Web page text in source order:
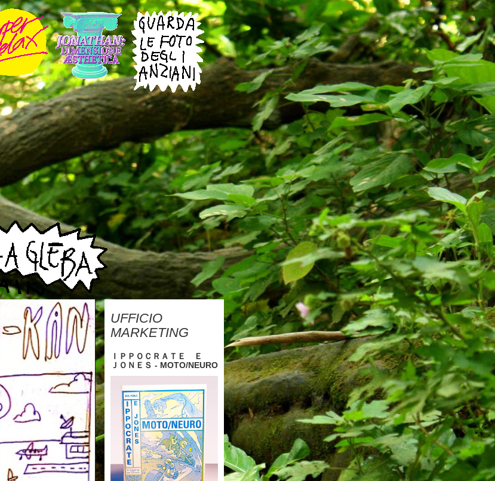
UFFICIO
MARKETING
ＩＰＰＯＣＲＡＴＥ Ｅ
ＪＯＮＥＳ - MOTO/NEURO